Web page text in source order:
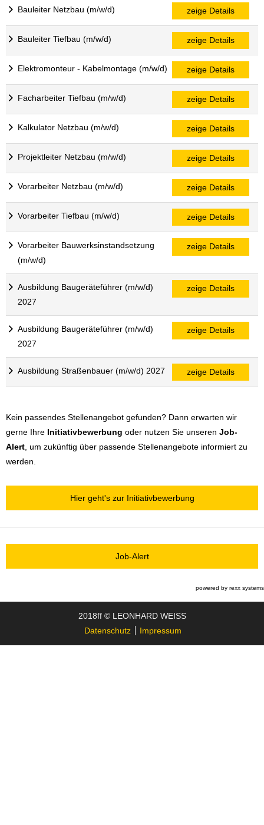
Bauleiter Netzbau (m/w/d) zeige Details
Bauleiter Tiefbau (m/w/d) zeige Details
Elektromonteur - Kabelmontage (m/w/d) zeige Details
Facharbeiter Tiefbau (m/w/d) zeige Details
Kalkulator Netzbau (m/w/d) zeige Details
Projektleiter Netzbau (m/w/d) zeige Details
Vorarbeiter Netzbau (m/w/d) zeige Details
Vorarbeiter Tiefbau (m/w/d) zeige Details
Vorarbeiter Bauwerksinstandsetzung
(m/w/d)
zeige Details
Ausbildung Baugeräteführer (m/w/d)
2027
zeige Details
Ausbildung Baugeräteführer (m/w/d)
2027
zeige Details
Ausbildung Straßenbauer (m/w/d) 2027 zeige Details
Kein passendes Stellenangebot gefunden? Dann erwarten wir
gerne Ihre Initiativbewerbung oder nutzen Sie unseren Job-
Alert , um zukünftig über passende Stellenangebote informiert zu
werden.
Hier geht's zur Initiativbewerbung
Job-Alert
powered by rexx systems
2018ff © LEONHARD WEISS
Datenschutz
Impressum